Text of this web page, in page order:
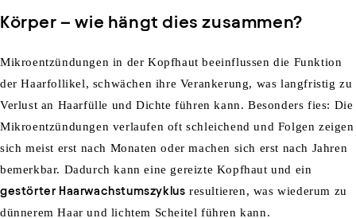
Körper – wie hängt dies zusammen?
Mikroentzündungen in derKopfhaut beeinflussen die Funktion
derHaarfollikel, schwächen ihre Verankerung, waslangfristig zu
Verlust an Haarfülle und Dichte führen kann.Besonders fies: Die
Mikroentzündungen verlaufen oft schleichend und Folgen zeigen
sich meist erst nach Monaten oder machen sich erst nach Jahren
bemerkbar. Dadurch kanneine gereizte Kopfhaut und ein
gestörter Haarwachstumszyklus resultieren, was wiederum zu
dünnerem Haar und lichtem Scheitel führen kann.